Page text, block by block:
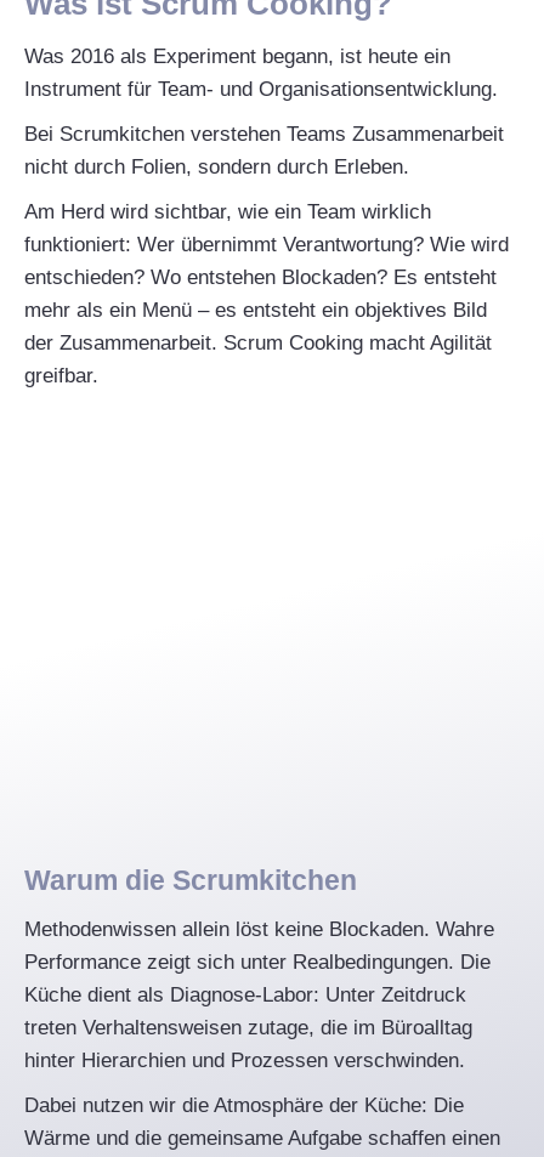
Was 2016 als Experiment begann, ist heute ein
Instrument für Team- und Organisationsentwicklung.
Bei Scrumkitchen verstehen Teams Zusammenarbeit
nicht durch Folien, sondern durch Erleben.
Am Herd wird sichtbar, wie ein Team wirklich
funktioniert: Wer übernimmt Verantwortung? Wie wird
entschieden? Wo entstehen Blockaden? Es entsteht
mehr als ein Menü – es entsteht ein objektives Bild
der Zusammenarbeit. Scrum Cooking macht Agilität
greifbar.
Warum die Scrumkitchen
Methodenwissen allein löst keine Blockaden. Wahre
Performance zeigt sich unter Realbedingungen. Die
Küche dient als Diagnose-Labor: Unter Zeitdruck
treten Verhaltensweisen zutage, die im Büroalltag
hinter Hierarchien und Prozessen verschwinden.
Dabei nutzen wir die Atmosphäre der Küche: Die
Wärme und die gemeinsame Aufgabe schaffen einen